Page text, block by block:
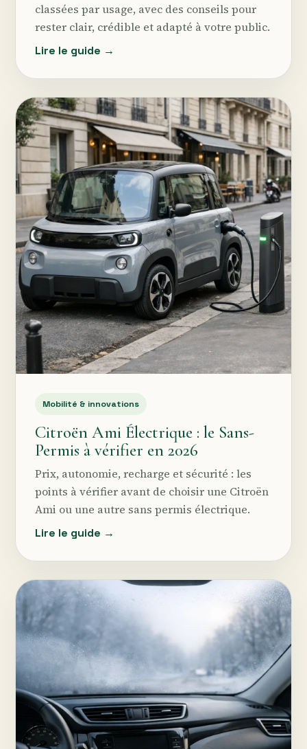
classées par usage, avec des conseils pour
rester clair, crédible et adapté à votre public.
Lire le guide →
Mobilité & innovations
Citroën Ami Électrique : le Sans-
Permis à vérifier en 2026
Prix, autonomie, recharge et sécurité : les
points à vérifier avant de choisir une Citroën
Ami ou une autre sans permis électrique.
Lire le guide →